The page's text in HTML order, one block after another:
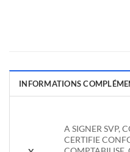
INFORMATIONS
A SIGNER SVP,
CERTIFIE